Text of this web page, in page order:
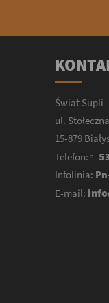
Świat Supli
ul.
15-879
Telefon:
Infolinia:
E-mail: